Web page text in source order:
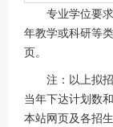
专业学位要求
年教学或科研等
页。
注：以上拟招
当年下达计划数
本站网页及各招